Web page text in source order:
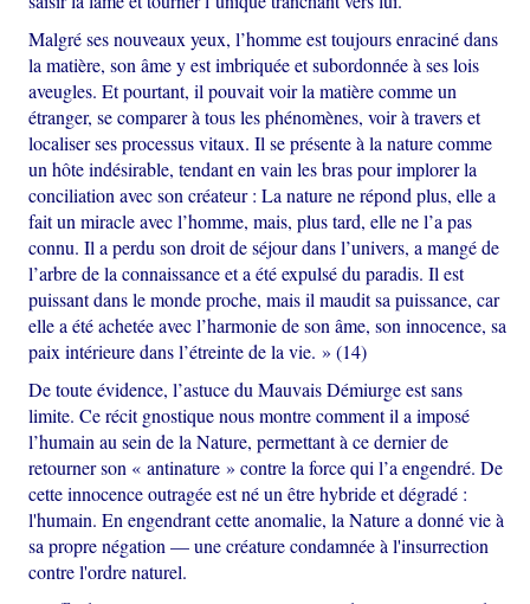
Malgré ses nouveaux yeux, l’homme est toujours enraciné dans
la matière, son âme y est imbriquée et subordonnée à ses lois
aveugles. Et pourtant, il pouvait voir la matière comme un
étranger, se comparer à tous les phénomènes, voir à travers et
localiser ses processus vitaux. Il se présente à la nature comme
un hôte indésirable, tendant en vain les bras pour implorer la
conciliation avec son créateur : La nature ne répond plus, elle a
fait un miracle avec l’homme, mais, plus tard, elle ne l’a pas
connu. Il a perdu son droit de séjour dans l’univers, a mangé de
l’arbre de la connaissance et a été expulsé du paradis. Il est
puissant dans le monde proche, mais il maudit sa puissance, car
elle a été achetée avec l’harmonie de son âme, son innocence, sa
paix intérieure dans l’étreinte de la vie. » (14)
De toute évidence, l’astuce du Mauvais Démiurge est sans
limite. Ce récit gnostique nous montre comment il a imposé
l’humain au sein de la Nature, permettant à ce dernier de
retourner son « antinature » contre la force qui l’a engendré. De
cette innocence outragée est né un être hybride et dégradé :
l'humain. En engendrant cette anomalie, la Nature a donné vie à
sa propre négation — une créature condamnée à l'insurrection
contre l'ordre naturel.